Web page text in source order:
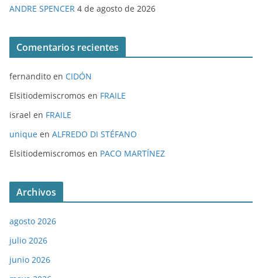
ANDRE SPENCER 4 de agosto de 2026
Comentarios recientes
fernandito en CIDÓN
Elsitiodemiscromos en FRAILE
israel en FRAILE
unique en ALFREDO DI STÉFANO
Elsitiodemiscromos en PACO MARTÍNEZ
Archivos
agosto 2026
julio 2026
junio 2026